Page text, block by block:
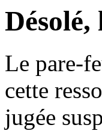
Désolé,
Le pare-
cette
jugée